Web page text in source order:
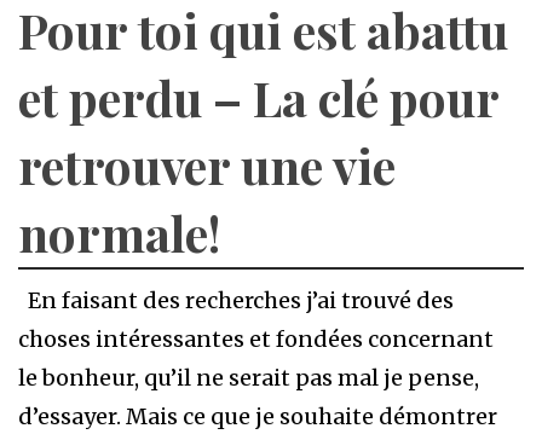
Pour toi qui est abattu
et perdu – La clé pour
retrouver une vie
normale!
En faisant des recherches j’ai trouvé des
choses intéressantes et fondées concernant
le bonheur, qu’il ne serait pas mal je pense,
d’essayer. Mais ce que je souhaite démontrer